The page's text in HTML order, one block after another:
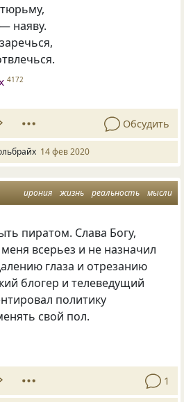
наяву.
4172
Обсудить
14 фев 2020
ирония жизнь реальность мысли
пиратом. Слава Богу,
всерьез и не назначил
глаза и отрезанию
блогер и телеведущий
политику
свой пол.
1